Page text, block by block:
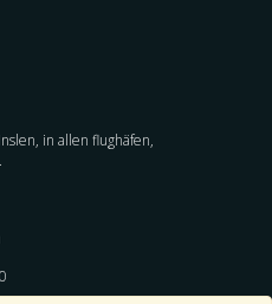
in allen flughäfen,